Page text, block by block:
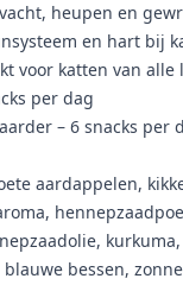
heupen en
en hart bij
voor katten van alle
per dag
– 6 snacks per
aardappelen,
blauwe bessen,